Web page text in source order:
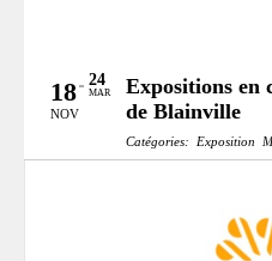
18
NOV
24
MAR
Expositions en
de Blainville
Catégories: Exposition